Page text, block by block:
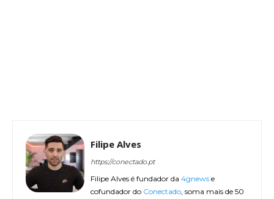
Filipe Alves
https://conectado.pt
Filipe Alves é fundador da 4gnews e
cofundador do Conectado, soma mais de 50